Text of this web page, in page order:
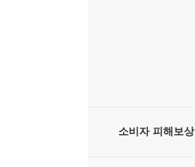
소비자 피해보상